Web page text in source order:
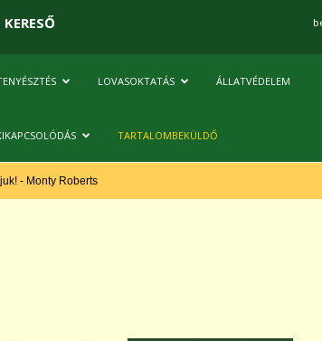
LOVASOKTATÁS ÁLLATVÉDELEM
TARTALOMBEKÜLDŐ
- Monty Roberts